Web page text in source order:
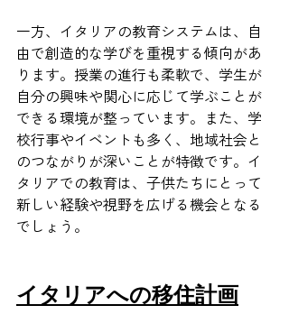
一方、イタリアの教育システムは、自
由で創造的な学びを重視する傾向があ
ります。授業の進行も柔軟で、学生が
自分の興味や関心に応じて学ぶことが
できる環境が整っています。また、学
校行事やイベントも多く、地域社会と
のつながりが深いことが特徴です。イ
タリアでの教育は、子供たちにとって
新しい経験や視野を広げる機会となる
でしょう。
イタリアへの移住計画